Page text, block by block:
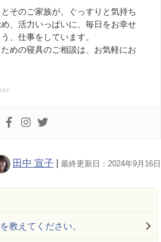
そのご家族が、ぐっすりと気持ち
、活力いっぱいに、毎日をお幸せ
、仕事をしています。
めの寝具のご相談は、お気軽にお
田中 宣子 最終更新日：2024年9月16日
教えてください。